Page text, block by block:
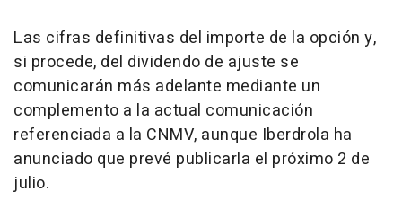
Las cifras definitivas del importe de la opción y,
si procede, del dividendo de ajuste se
comunicarán más adelante mediante un
complemento a la actual comunicación
referenciada a la CNMV, aunque Iberdrola ha
anunciado que prevé publicarla el próximo 2 de
julio.